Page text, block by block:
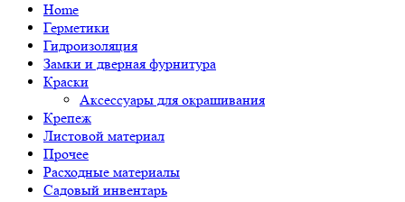
Home
Герметики
Гидроизоляция
Замки и дверная фурнитура
Краски
Аксессуары для окрашивания
Крепеж
Листовой материал
Прочее
Расходные материалы
Садовый инвентарь